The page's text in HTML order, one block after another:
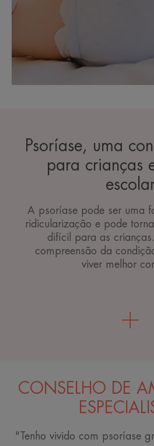
Psoríase, uma
para crianças
A psoríase pode ser uma
ridicularização e pode
difícil para as
compreensão da
viver melhor
CONSELHO DE
"Tenho vivido com psoríase